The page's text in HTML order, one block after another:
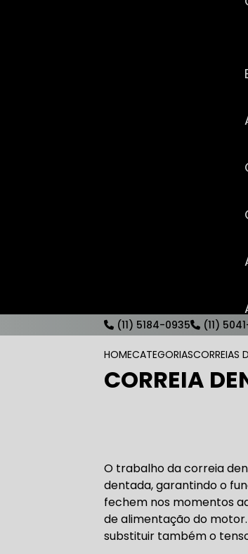
(11) 5184-0935 (11)
HOMECATEGORIASCORREIAS
CORREIA
O trabalho da correia
dentada, garantindo o
fechem nos momentos
de alimentação do
substituir também o